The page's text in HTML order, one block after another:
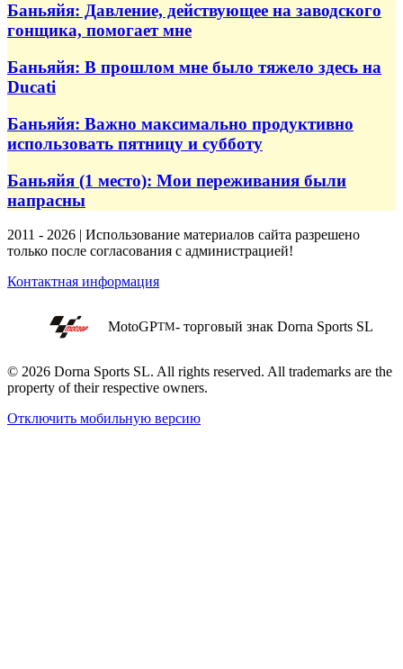
Баньяйя: Давление, действующее на заводского
гонщика, помогает мне
Баньяйя: В прошлом мне было тяжело здесь на
Ducati
Баньяйя: Важно максимально продуктивно
использовать пятницу и субботу
Баньяйя (1 место): Мои переживания были
напрасны
2011 - 2026 | Использование материалов сайта разрешено
только после согласования с администрацией!
Контактная информация
MotoGPTM- торговый знак Dorna Sports SL
© 2026 Dorna Sports SL. All rights reserved. All trademarks are the
property of their respective owners.
Отключить мобильную версию